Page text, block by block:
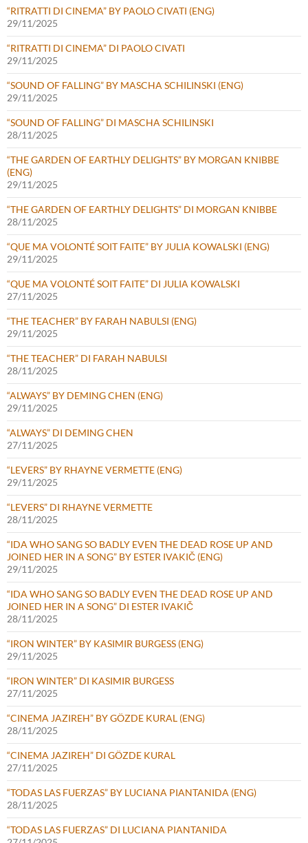
“RITRATTI DI CINEMA” BY PAOLO CIVATI (ENG)
29/11/2025
“RITRATTI DI CINEMA” DI PAOLO CIVATI
29/11/2025
“SOUND OF FALLING” BY MASCHA SCHILINSKI (ENG)
29/11/2025
“SOUND OF FALLING” DI MASCHA SCHILINSKI
28/11/2025
“THE GARDEN OF EARTHLY DELIGHTS” BY MORGAN KNIBBE
(ENG)
29/11/2025
“THE GARDEN OF EARTHLY DELIGHTS” DI MORGAN KNIBBE
28/11/2025
“QUE MA VOLONTÉ SOIT FAITE” BY JULIA KOWALSKI (ENG)
29/11/2025
“QUE MA VOLONTÉ SOIT FAITE” DI JULIA KOWALSKI
27/11/2025
“THE TEACHER” BY FARAH NABULSI (ENG)
29/11/2025
“THE TEACHER” DI FARAH NABULSI
28/11/2025
“ALWAYS” BY DEMING CHEN (ENG)
29/11/2025
“ALWAYS” DI DEMING CHEN
27/11/2025
“LEVERS” BY RHAYNE VERMETTE (ENG)
29/11/2025
“LEVERS” DI RHAYNE VERMETTE
28/11/2025
“IDA WHO SANG SO BADLY EVEN THE DEAD ROSE UP AND
JOINED HER IN A SONG” BY ESTER IVAKIČ (ENG)
29/11/2025
“IDA WHO SANG SO BADLY EVEN THE DEAD ROSE UP AND
JOINED HER IN A SONG” DI ESTER IVAKIČ
28/11/2025
“IRON WINTER” BY KASIMIR BURGESS (ENG)
29/11/2025
“IRON WINTER” DI KASIMIR BURGESS
27/11/2025
“CINEMA JAZIREH” BY GÖZDE KURAL (ENG)
28/11/2025
“CINEMA JAZIREH” DI GÖZDE KURAL
27/11/2025
“TODAS LAS FUERZAS” BY LUCIANA PIANTANIDA (ENG)
28/11/2025
“TODAS LAS FUERZAS” DI LUCIANA PIANTANIDA